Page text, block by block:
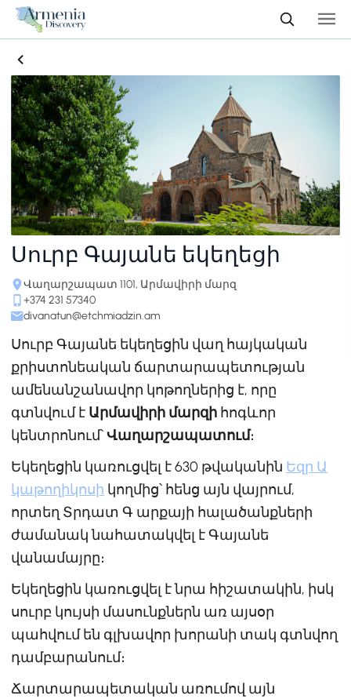
Սուրբ Գայանե եկեղեցի
Վաղարշապատ 1101, Արմավիրի մարզ
+374 231 57340
divanatun@etchmiadzin.am
Սուրբ Գայանե եկեղեցին վաղ հայկական
քրիստոնեական ճարտարապետության
ամենանշանավոր կոթողներից է, որը
գտնվում է Արմավիրի մարզի հոգևոր
կենտրոնում՝Վաղարշապատում։
Եկեղեցին կառուցվել է 630 թվականին Եզր Ա
կաթողիկոսի կողմից՝ հենց այն վայրում,
որտեղ Տրդատ Գ արքայի հալածանքների
ժամանակ նահատակվել է Գայանե
վանամայրը։
Եկեղեցին կառուցվել է նրա հիշատակին, իսկ
սուրբ կույսի մասունքներն առ այսօր
պահվում են գլխավոր խորանի տակ գտնվող
դամբարանում։
Ճարտարապետական առումով այն